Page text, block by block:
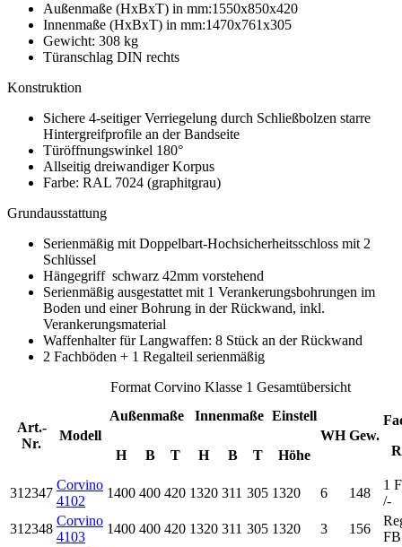
Außenmaße (HxBxT) in mm:1550x850x420
Innenmaße (HxBxT) in mm:1470x761x305
Gewicht: 308 kg
Türanschlag DIN rechts
Konstruktion
Sichere 4-seitiger Verriegelung durch Schließbolzen starre
Hintergreifprofile an der Bandseite
Türöffnungswinkel 180°
Allseitig dreiwandiger Korpus
Farbe: RAL 7024 (graphitgrau)
Grundausstattung
Serienmäßig mit Doppelbart-Hochsicherheitsschloss mit 2
Schlüssel
Hängegriff schwarz 42mm vorstehend
Serienmäßig ausgestattet mit 1 Verankerungsbohrungen im
Boden und einer Bohrung in der Rückwand, inkl.
Verankerungsmaterial
Waffenhalter für Langwaffen: 8 Stück an der Rückwand
2 Fachböden + 1 Regalteil serienmäßig
Format Corvino Klasse 1 Gesamtübersicht
Art.-
Nr.
Modell
Außenmaße Innenmaße Einstell
WH Gew.
H B T H B T Höhe
312347
Corvino
4102
1400 400 420 1320 311 305 1320 6 148
1
/-
312348
Corvino
4103
1400 400 420 1320 311 305 1320 3 156
FB